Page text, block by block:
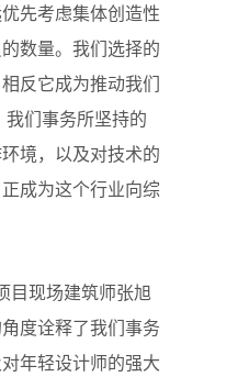
先考虑集体创造性
数量。我们选择的
反它成为推动我们
们事务所坚持的
境，以及对技术的
成为这个行业向综
目现场建筑师张旭
度诠释了我们事务
年轻设计师的强大